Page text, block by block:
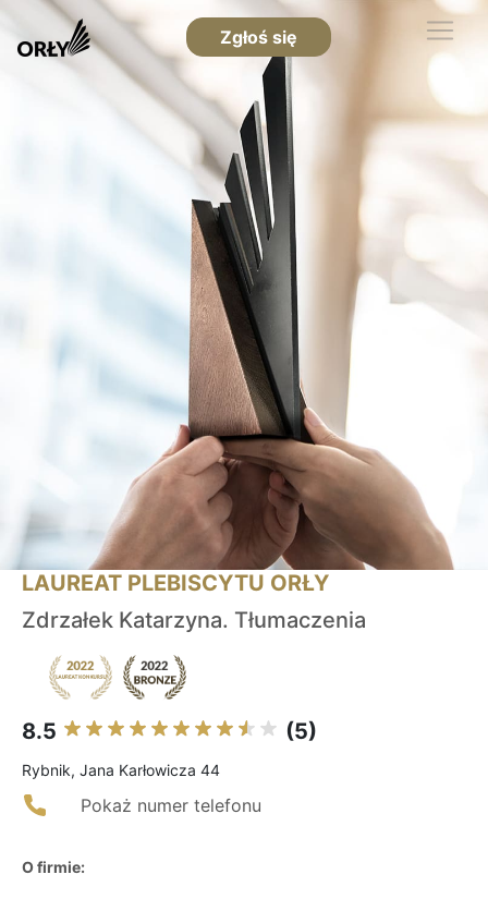
Zgłoś się
LAUREAT PLEBISCYTU ORŁY
Zdrzałek Katarzyna. Tłumaczenia
8.5 (5)
Rybnik, Jana Karłowicza 44
Pokaż numer telefonu
O firmie: